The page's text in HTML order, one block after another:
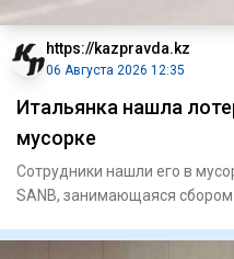
https://kazpravda.kz
06 Августа 2026 12:35
Итальянка нашла
мусорке
Сотрудники нашли его в
SANB, занимающаяся сбором